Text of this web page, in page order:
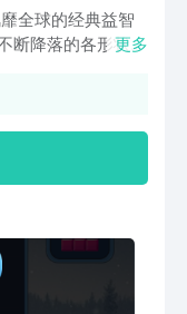
全球的经典益智
断降落的各形状方
行方块得分，同时
更多